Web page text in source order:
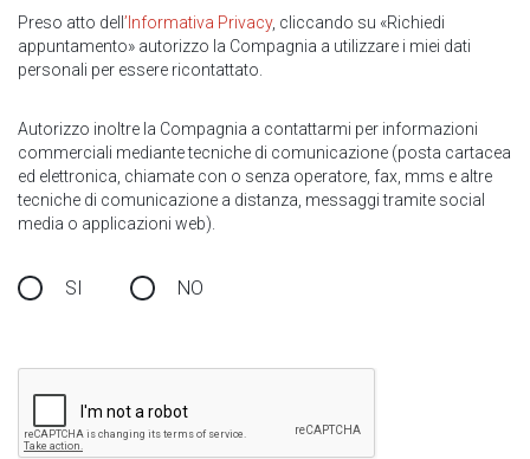
Preso atto dell ’Informativa Privacy, cliccando su «Richiedi
appuntamento» autorizzo la Compagnia a utilizzare i miei dati
personali per essere ricontattato.
Autorizzo inoltre la Compagnia a contattarmi per informazioni
commerciali mediante tecniche di comunicazione (posta cartacea
ed elettronica, chiamate con o senza operatore, fax, mms e altre
tecniche di comunicazione a distanza, messaggi tramite social
media o applicazioni web).
SI NO